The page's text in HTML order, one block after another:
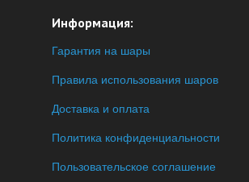
Информация:
Гарантия на шары
Правила использования шаров
Доставка и оплата
Политика конфиденциальности
Пользовательское соглашение